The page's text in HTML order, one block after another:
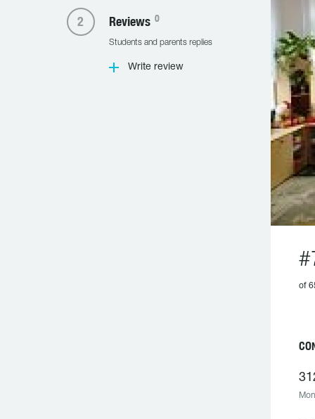
Reviews 0
Students and parents replies
Write review
of